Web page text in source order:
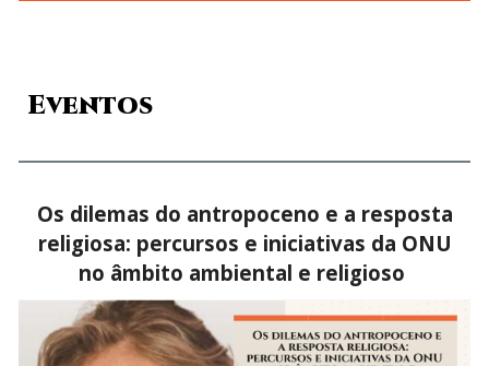
Eventos
Os dilemas do antropoceno e a resposta
religiosa: percursos e iniciativas da ONU
no âmbito ambiental e religioso